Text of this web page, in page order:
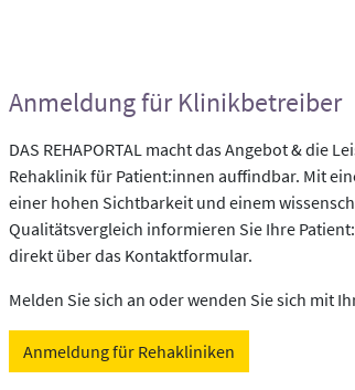
Anmeldung für Klinikbetreiber
DAS REHAPORTAL macht das Angebot & die
Rehaklinik für Patient:innen auffindbar. Mit
einer hohen Sichtbarkeit und einem
Qualitätsvergleich informieren Sie Ihre
direkt über das Kontaktformular.
Melden Sie sich an oder wenden Sie sich mit
Anmeldung für Rehakliniken